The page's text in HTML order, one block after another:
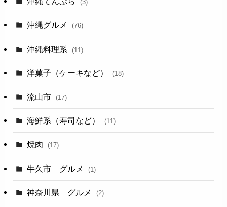
(3)
沖縄グルメ (76)
沖縄料理系 (11)
洋菓子（ケーキなど） (18)
流山市 (17)
海鮮系（寿司など） (11)
焼肉 (17)
牛久市 グルメ (1)
神奈川県 グルメ (2)